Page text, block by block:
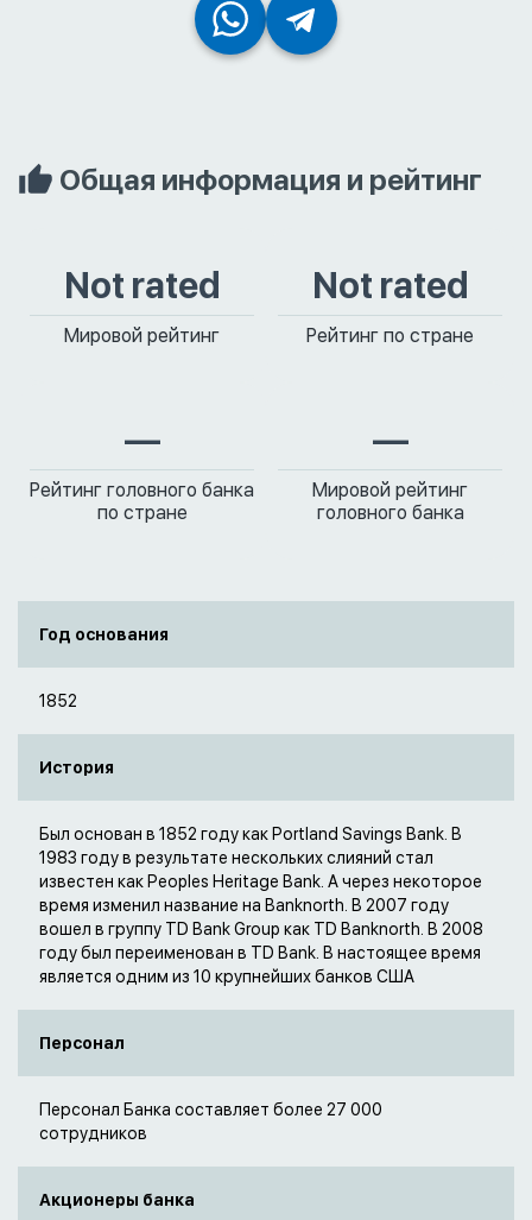
Общая информация и рейтинг
Not rated
Мировой рейтинг
Not rated
Рейтинг по стране
—
Рейтинг головного банка
по стране
—
Мировой рейтинг
головного банка
Год основания
1852
История
Был основан в 1852 году как Portland Savings Bank. В
1983 году в результате нескольких слияний стал
известен как Peoples Heritage Bank. А через некоторое
время изменил название на Banknorth. В 2007 году
вошел в группу TD Bank Group как TD Banknorth. В 2008
году был переименован в TD Bank. В настоящее время
является одним из 10 крупнейших банков США
Персонал
Персонал Банка составляет более 27 000
сотрудников
Акционеры банка